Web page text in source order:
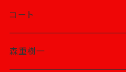
コート
森重樹一